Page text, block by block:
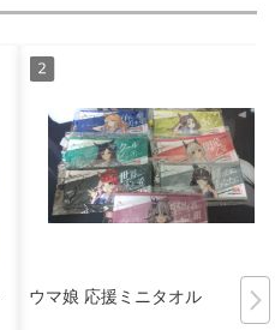
ウマ娘 応援ミニタオル